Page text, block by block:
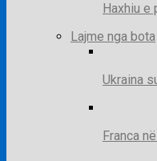
Haxhiu e
Lajme nga bota
Ukraina
Franca